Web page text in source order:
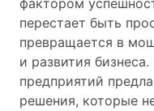
фактором
перестает быть
превращается в
и развития
предприятий
решения, которые